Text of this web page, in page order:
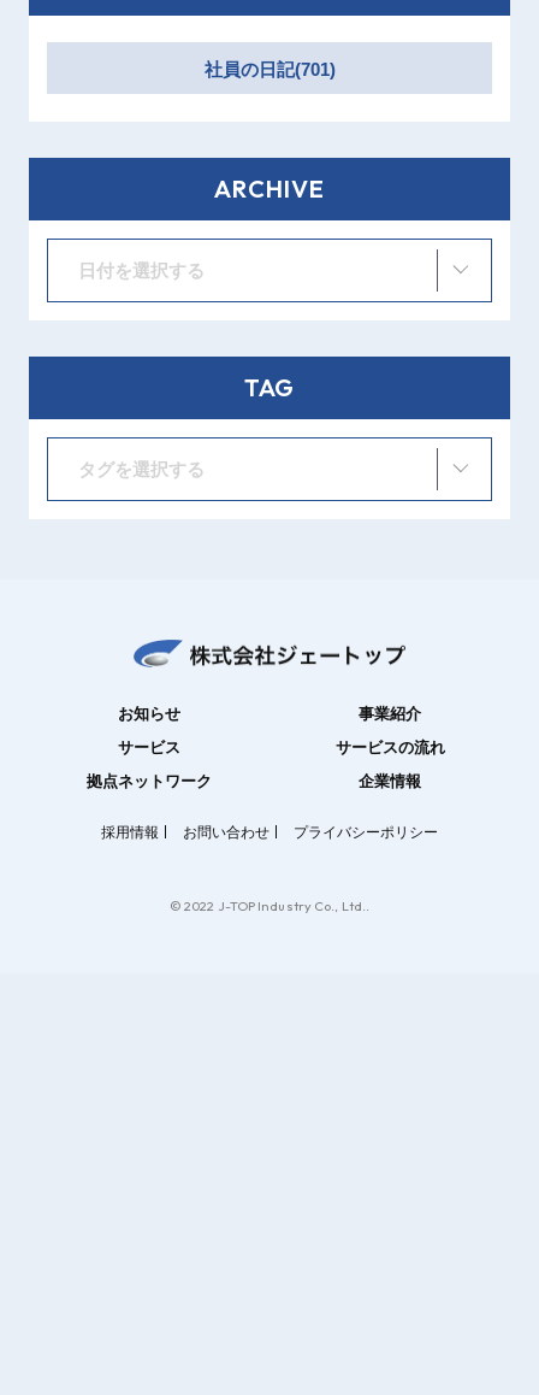
社員の日記(701)
ARCHIVE
日付を選択する
TAG
タグを選択する
お知らせ
事業紹介
サービス
サービスの流れ
拠点ネットワーク
企業情報
採用情報 お問い合わせ プライバシーポリシー
© 2022 J-TOP Industry Co., Ltd..